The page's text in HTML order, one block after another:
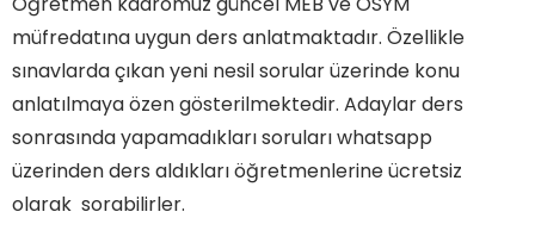
müfredatına uygun ders anlatmaktadır. Özellikle
sınavlarda çıkan yeni nesil sorular üzerinde konu
anlatılmaya özen gösterilmektedir. Adaylar ders
sonrasında yapamadıkları soruları whatsapp
üzerinden ders aldıkları öğretmenlerine ücretsiz
olarak sorabilirler.